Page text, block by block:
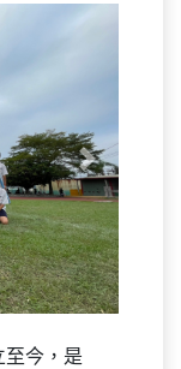
Next
至今，是